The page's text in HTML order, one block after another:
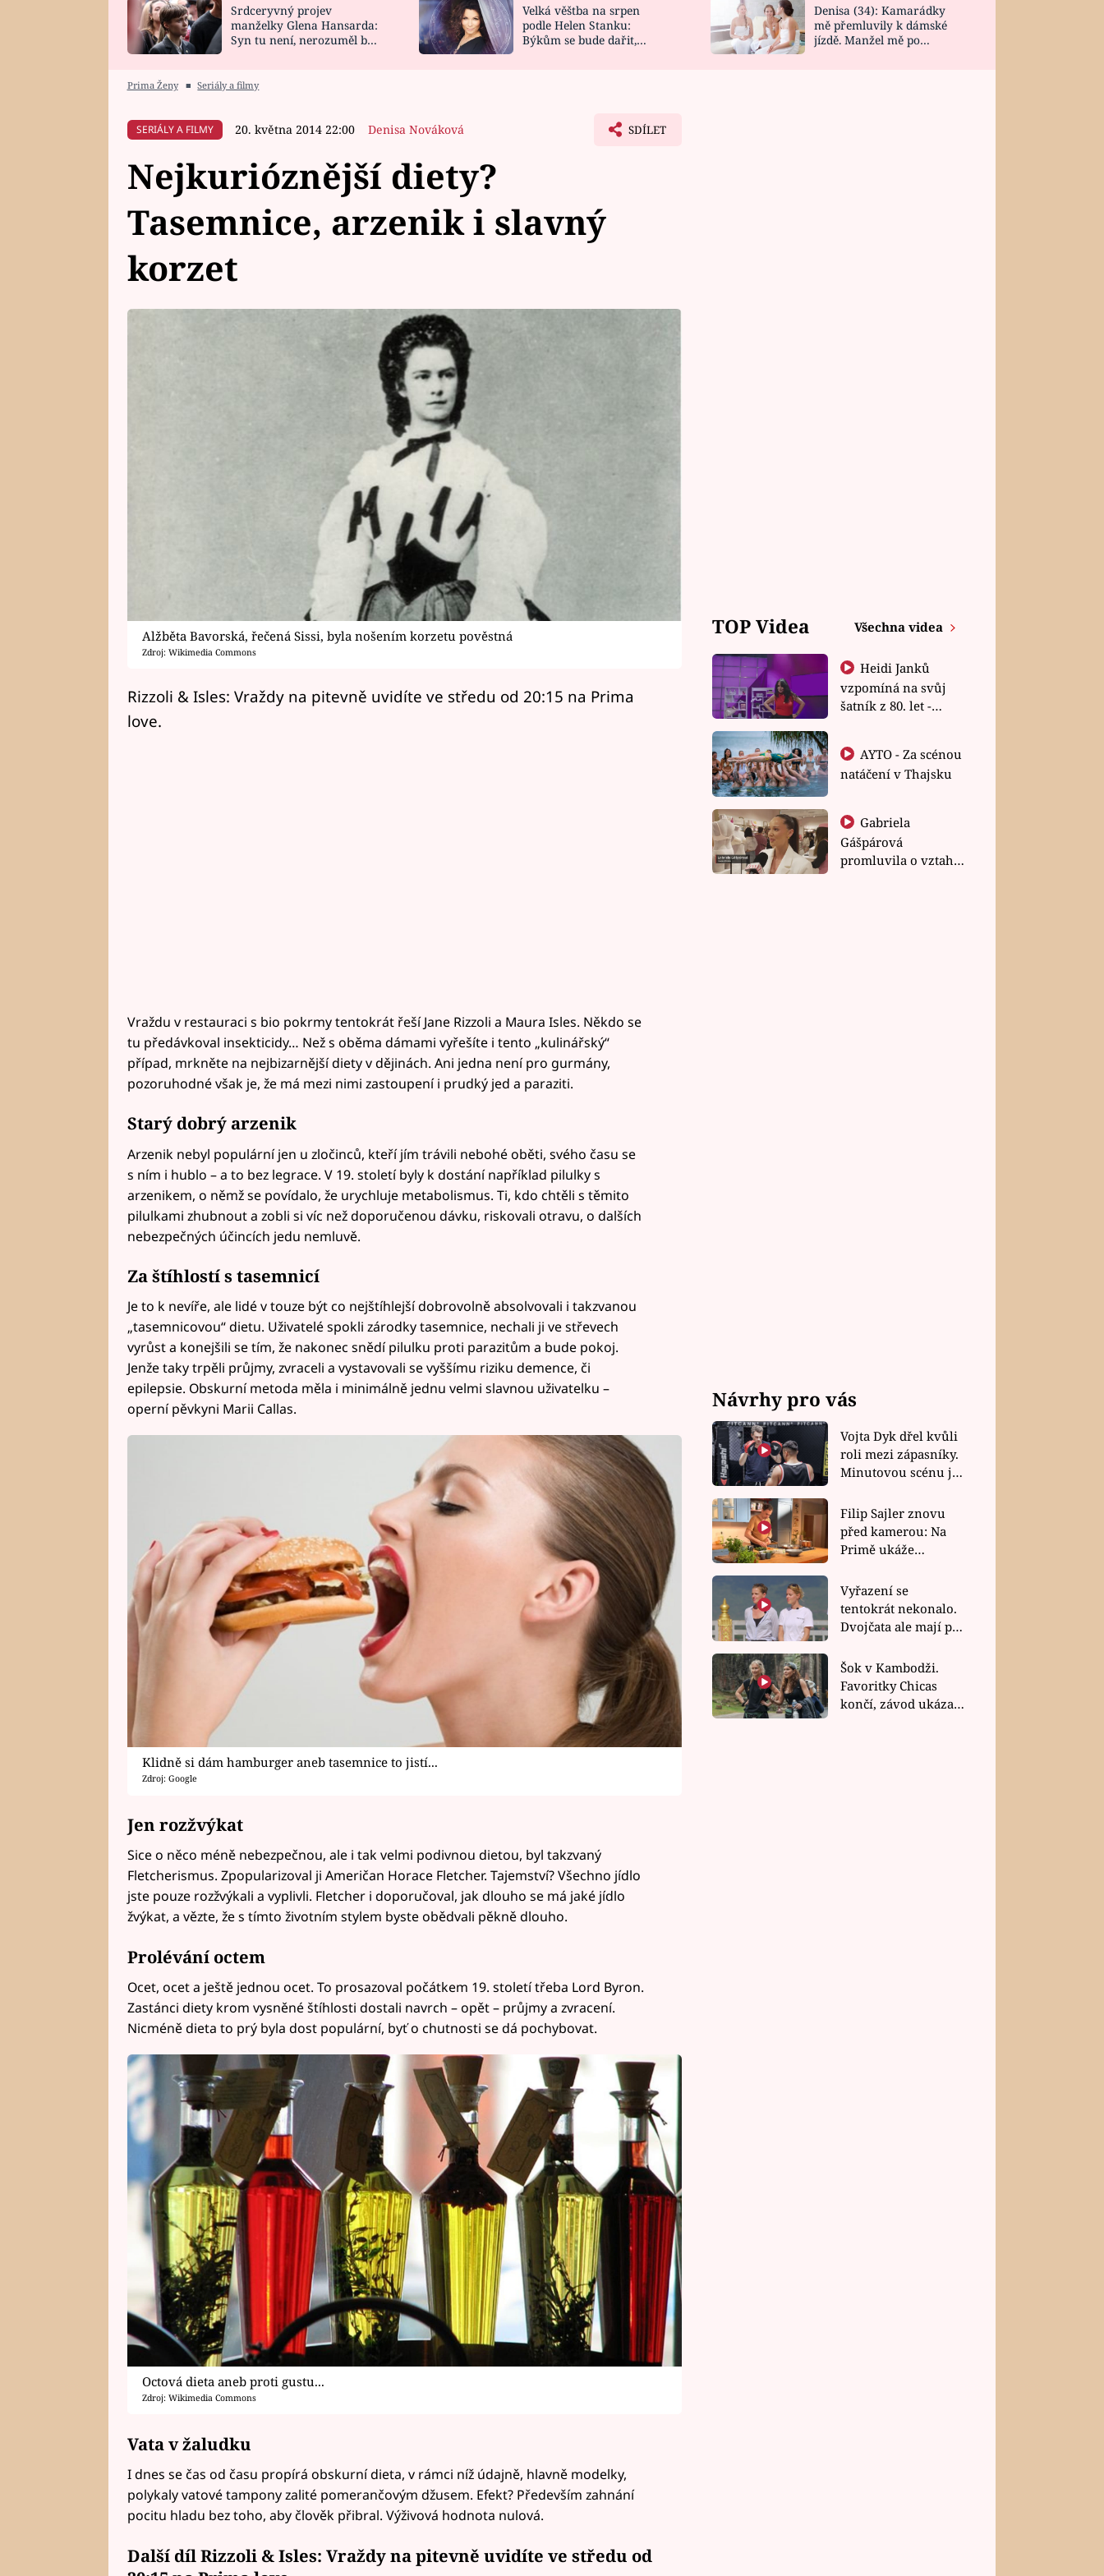
HOROSKOP NA
CELEBRITY
VAŘENÍ
NOVINKY
VIDEORECEPTY
DESIGN
Srdceryvný projev
manželky Glena Hansarda:
Syn tu není, nerozuměl by
Velká věštba na srpen
podle Helen Stanku:
Býkům se bude dařit,
Denisa (34): Kamarádky
mě přemluvily k dámské
jízdě. Manžel mě po
Prima Ženy ■ Seriály a filmy
SERIÁLY A FILMY 20. května 2014 22:00 Denisa Nováková SDÍLET
Nejkurióznější diety?
Tasemnice, arzenik i slavný
korzet
Alžběta Bavorská, řečená Sissi, byla nošením korzetu pověstná
Zdroj: Wikimedia Commons
Rizzoli & Isles: Vraždy na pitevně uvidíte ve středu od 20:15 na Prima
love.
Vraždu v restauraci s bio pokrmy tentokrát řeší Jane Rizzoli a Maura Isles. Někdo se
tu předávkoval insekticidy… Než s oběma dámami vyřešíte i tento „kulinářský“
případ, mrkněte na nejbizarnější diety v dějinách. Ani jedna není pro gurmány,
pozoruhodné však je, že má mezi nimi zastoupení i prudký jed a paraziti.
Starý dobrý arzenik
Arzenik nebyl populární jen u zločinců, kteří jím trávili nebohé oběti, svého času se
s ním i hublo – a to bez legrace. V 19. století byly k dostání například pilulky s
arzenikem, o němž se povídalo, že urychluje metabolismus. Ti, kdo chtěli s těmito
pilulkami zhubnout a zobli si víc než doporučenou dávku, riskovali otravu, o dalších
nebezpečných účincích jedu nemluvě.
Za štíhlostí s tasemnicí
Je to k nevíře, ale lidé v touze být co nejštíhlejší dobrovolně absolvovali i takzvanou
„tasemnicovou“ dietu. Uživatelé spokli zárodky tasemnice, nechali ji ve střevech
vyrůst a konejšili se tím, že nakonec snědí pilulku proti parazitům a bude pokoj.
Jenže taky trpěli průjmy, zvraceli a vystavovali se vyššímu riziku demence, či
epilepsie. Obskurní metoda měla i minimálně jednu velmi slavnou uživatelku –
operní pěvkyni Marii Callas.
Klidně si dám hamburger aneb tasemnice to jistí...
Zdroj: Google
Jen rozžvýkat
Sice o něco méně nebezpečnou, ale i tak velmi podivnou dietou, byl takzvaný
Fletcherismus. Zpopularizoval ji Američan Horace Fletcher. Tajemství? Všechno jídlo
jste pouze rozžvýkali a vyplivli. Fletcher i doporučoval, jak dlouho se má jaké jídlo
žvýkat, a vězte, že s tímto životním stylem byste obědvali pěkně dlouho.
Prolévání octem
Ocet, ocet a ještě jednou ocet. To prosazoval počátkem 19. století třeba Lord Byron.
Zastánci diety krom vysněné štíhlosti dostali navrch – opět – průjmy a zvracení.
Nicméně dieta to prý byla dost populární, byť o chutnosti se dá pochybovat.
Octová dieta aneb proti gustu...
Zdroj: Wikimedia Commons
Vata v žaludku
I dnes se čas od času propírá obskurní dieta, v rámci níž údajně, hlavně modelky,
polykaly vatové tampony zalité pomerančovým džusem. Efekt? Především zahnání
pocitu hladu bez toho, aby člověk přibral. Výživová hodnota nulová.
Další díl Rizzoli & Isles: Vraždy na pitevně uvidíte ve středu od
TOP Videa Všechna videa
Heidi Janků
vzpomíná na svůj
šatník z 80. let -
natáčení v Thajsku
Gabriela
Gášpárová
promluvila o vztahu
Návrhy pro vás
Vojta Dyk dřel kvůli
roli mezi zápasníky.
Minutovou scénu jel
Filip Sajler znovu
před kamerou: Na
Primě ukáže
rychlé recepty
Vyřazení se
tentokrát nekonalo.
Dvojčata ale mají po
závodu nůž na krku
Šok v Kambodži.
Favoritky Chicas
končí, závod ukázal